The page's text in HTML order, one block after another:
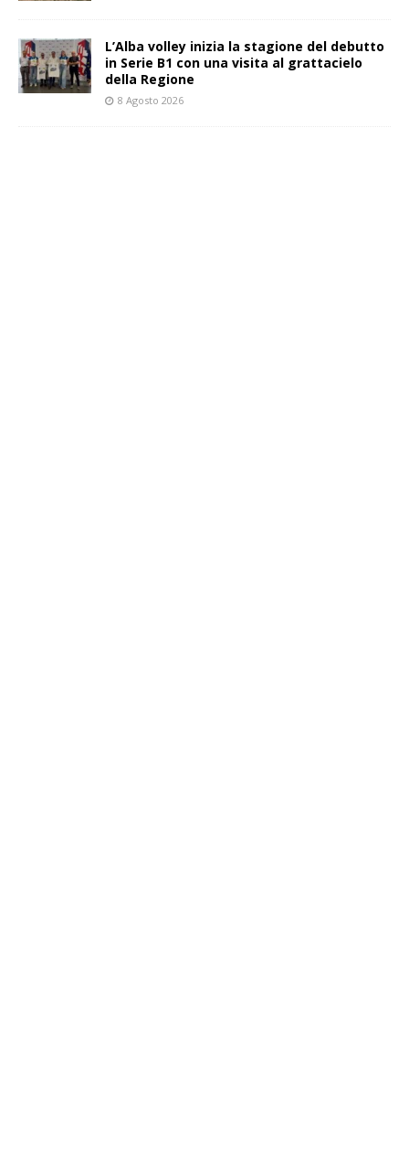
L’Alba volley inizia la stagione del debutto
in Serie B1 con una visita al grattacielo
della Regione
8 Agosto 2026